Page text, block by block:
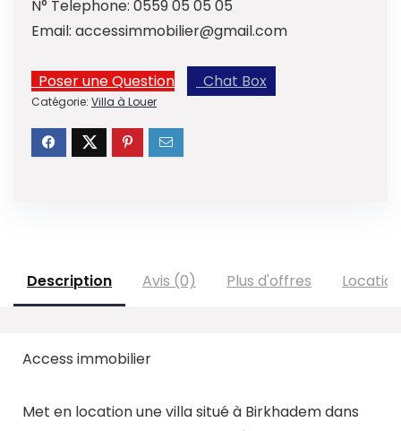
N° Telephone: 0559 05 05 05
Email: accessimmobilier@gmail.com
Poser une Question Chat Box
Catégorie: Villa à Louer
Description Avis (0) Plus d'offres Location
Access immobilier
Met en location une villa situé à Birkhadem dans